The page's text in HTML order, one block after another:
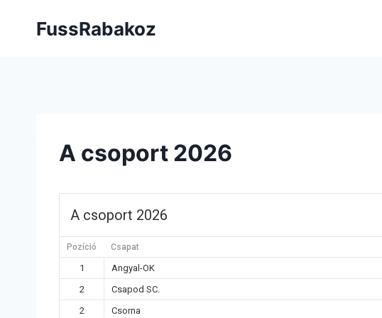
FussRabakoz
A csoport 2026
A csoport 2026
Pozíció Csapat
1 Angyal-OK
2
Csapod SC.
2
Csorna